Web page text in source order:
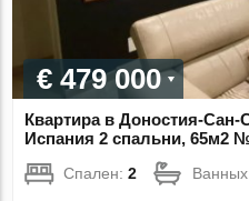
€ 479 000
Квартира в Доностия-Сан-
Испания 2 спальни, 65м2
Спален:2